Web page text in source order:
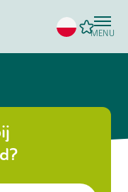
MENU